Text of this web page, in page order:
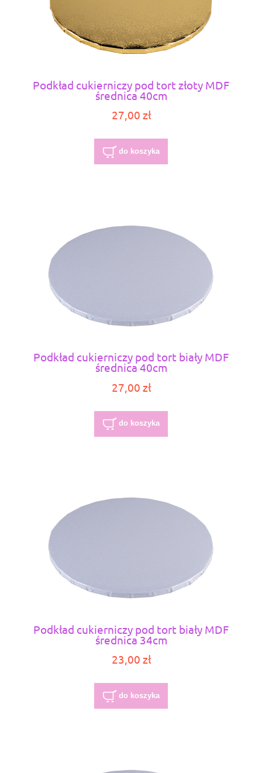
Podkład cukierniczy pod tort złoty MDF
średnica 40cm
27,00 zł
do koszyka
Podkład cukierniczy pod tort biały MDF
średnica 40cm
27,00 zł
do koszyka
Podkład cukierniczy pod tort biały MDF
średnica 34cm
23,00 zł
do koszyka